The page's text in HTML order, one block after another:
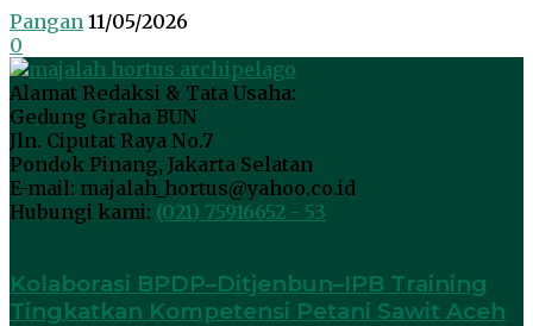
Pangan 11/05/2026
0
Alamat Redaksi & Tata Usaha:
Gedung Graha BUN
Jln. Ciputat Raya No.7
Pondok Pinang, Jakarta Selatan
E-mail: majalah_hortus@yahoo.co.id
Hubungi kami: (021) 75916652 - 53
Kolaborasi BPDP–Ditjenbun–IPB Training
Tingkatkan Kompetensi Petani Sawit Aceh